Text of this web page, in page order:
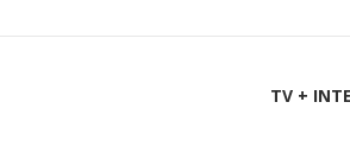
TV +